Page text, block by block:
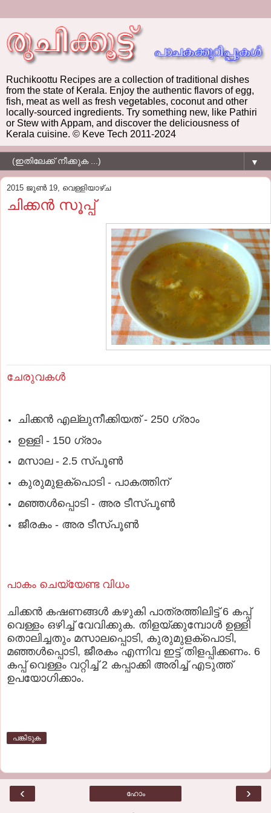
Ruchikoottu Recipes are a collection of traditional dishes
from the state of Kerala. Enjoy the authentic flavors of egg,
fish, meat as well as fresh vegetables, coconut and other
locally-sourced ingredients. Try something new, like Pathiri
or Stew with Appam, and discover the deliciousness of
Kerala cuisine. © Keve Tech 2011-2024
▼
2015 ജൂൺ 19, വെള്ളിയാഴ്‌ച
ചിക്കന്‍ സൂപ്പ്‌
ചേരുവകള്‍
ചിക്കന്‍ എല്ലുനീക്കിയത് - 250 ഗ്രാം
ഉള്ളി - 150 ഗ്രാം
മസാല - 2.5 സ്പൂണ്‍
കുരുമുളക്പൊടി - പാകത്തിന്‌
മഞ്ഞള്‍പ്പൊടി - അര ടീസ്പൂണ്‍
ജീരകം - അര ടീസ്പൂണ്‍
പാകം ചെയ്യേണ്ട വിധം
ചിക്കന്‍ കഷണങ്ങള്‍ കഴുകി പാത്രത്തിലിട്ട്‌ 6 കപ്പ്‌
വെള്ളം ഒഴിച്ച്‌ വേവിക്കുക. തിളയ്ക്കുമ്പോള്‍ ഉള്ളി
തൊലിച്ചതും മസാലപ്പൊടി, കുരുമുളക്പൊടി,
മഞ്ഞള്‍പ്പൊടി, ജീരകം എന്നിവ ഇട്ട്‌ തിളപ്പിക്കണം. 6
കപ്പ്‌ വെള്ളം വറ്റിച്ച്‌ 2 കപ്പാക്കി അരിച്ച്‌ എടുത്ത്‌
ഉപയോഗിക്കാം.
പങ്കിടുക
‹ ›
ഹോം